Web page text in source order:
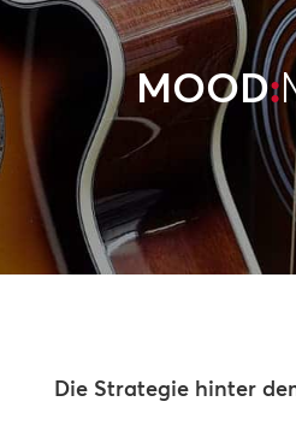
MOOD:
Die Strategie hinter